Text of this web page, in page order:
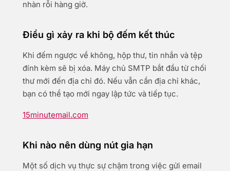
nhàn rỗi hàng giờ.
Điều gì xảy ra khi bộ đếm kết thúc
Khi đếm ngược về không, hộp thư, tin nhắn và tệp
đính kèm sẽ bị xóa. Máy chủ SMTP bắt đầu từ chối
thư mới đến địa chỉ đó. Nếu vẫn cần địa chỉ khác,
bạn có thể tạo mới ngay lập tức và tiếp tục.
15minutemail.com
Khi nào nên dùng nút gia hạn
Một số dịch vụ thực sự chậm trong việc gửi email